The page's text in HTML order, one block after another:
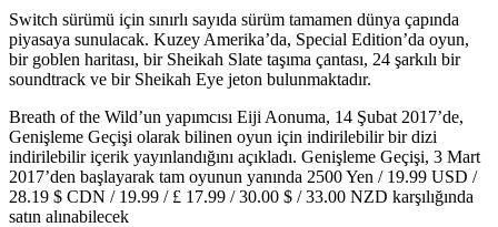
Switch sürümü için sınırlı sayıda sürüm tamamen dünya çapında
piyasaya sunulacak. Kuzey Amerika’da, Special Edition’da oyun,
bir goblen haritası, bir Sheikah Slate taşıma çantası, 24 şarkılı bir
soundtrack ve bir Sheikah Eye jeton bulunmaktadır.
Breath of the Wild’un yapımcısı Eiji Aonuma, 14 Şubat 2017’de,
Genişleme Geçişi olarak bilinen oyun için indirilebilir bir dizi
indirilebilir içerik yayınlandığını açıkladı. Genişleme Geçişi, 3 Mart
2017’den başlayarak tam oyunun yanında 2500 Yen / 19.99 USD /
28.19 $ CDN / 19.99 / £ 17.99 / 30.00 $ / 33.00 NZD karşılığında
satın alınabilecek